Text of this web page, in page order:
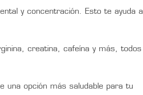
y concentración. Esto te ayuda a
creatina, cafeína y más, todos
una opción más saludable para tu